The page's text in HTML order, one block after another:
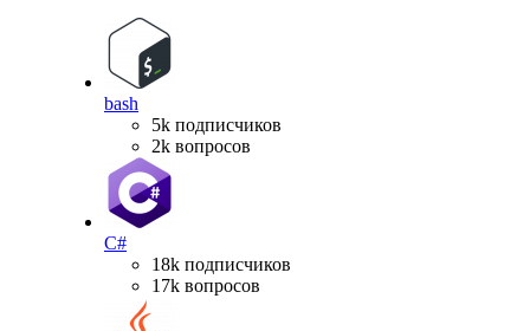
bash
5k подписчиков
2k вопросов
C#
18k подписчиков
17k вопросов